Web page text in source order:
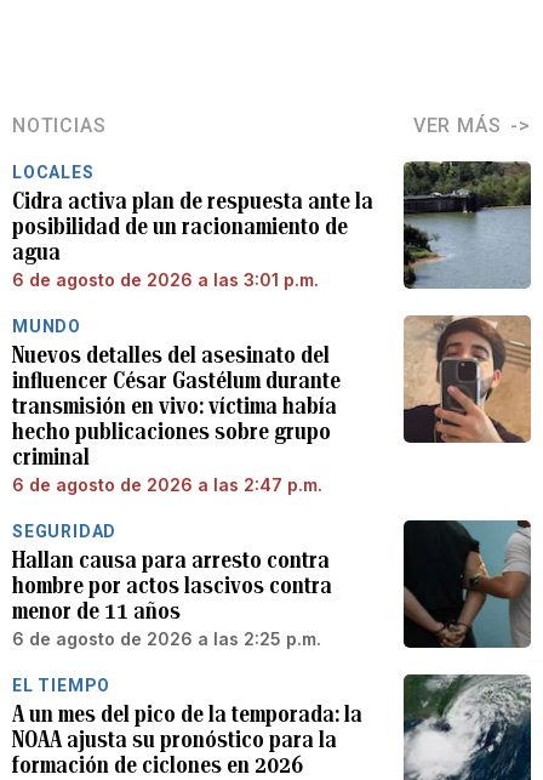
NOTICIAS VER MÁS
LOCALES
Cidra activa plan de respuesta ante la
posibilidad de un racionamiento de
agua
6 de agosto de 2026 a las 3:01 p.m.
MUNDO
Nuevos detalles del asesinato del
influencer César Gastélum durante
transmisión en vivo: víctima había
hecho publicaciones sobre grupo
criminal
6 de agosto de 2026 a las 2:47 p.m.
SEGURIDAD
Hallan causa para arresto contra
hombre por actos lascivos contra
menor de 11 años
6 de agosto de 2026 a las 2:25 p.m.
EL TIEMPO
A un mes del pico de la temporada: la
NOAA ajusta su pronóstico para la
formación de ciclones en 2026